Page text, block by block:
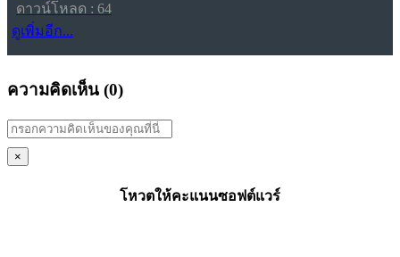
ดาวน์โหลด : 64
ดูเพิ่มอีก...
ความคิดเห็น (0)
×
โหวตให้คะแนนซอฟต์แวร์